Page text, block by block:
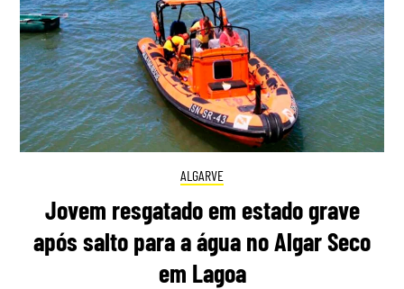
ALGARVE
Jovem resgatado em estado grave
após salto para a água no Algar Seco
em Lagoa